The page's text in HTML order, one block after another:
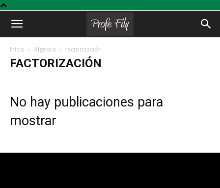
Profe
Inicio Algebra factorización
FACTORIZACIÓN
No hay publicaciones para
mostrar